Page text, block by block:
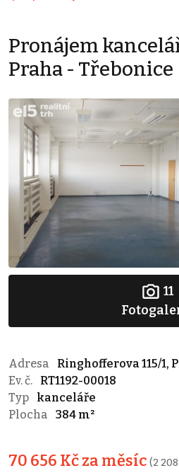
Pronájem
Praha - Třebonice
11
Adresa
Ringhofferova 115/1,
Ev. č.
RT1192-00018
Typ
kanceláře
Plocha
384 m²
70 656 Kč za měsíc (2